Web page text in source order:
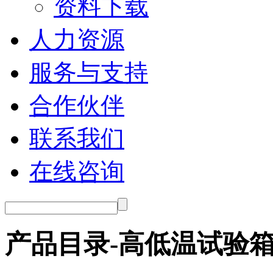
资料下载
人力资源
服务与支持
合作伙伴
联系我们
在线咨询
产品目录-高低温试验